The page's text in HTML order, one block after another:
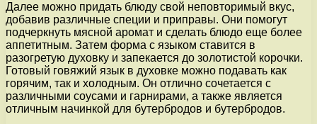
Далее можно придать блюду свой неповторимый вкус,
добавив различные специи и приправы. Они помогут
подчеркнуть мясной аромат и сделать блюдо еще более
аппетитным. Затем форма с языком ставится в
разогретую духовку и запекается до золотистой корочки.
Готовый говяжий язык в духовке можно подавать как
горячим, так и холодным. Он отлично сочетается с
различными соусами и гарнирами, а также является
отличным начинкой для бутербродов и бутербродов.